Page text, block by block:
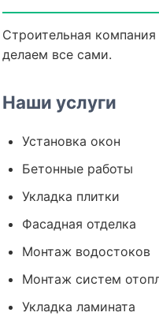
Строительная
делаем все сами.
Наши услуги
Установка окон
Бетонные работы
Укладка плитки
Фасадная отделка
Монтаж водостоков
Монтаж систем
Укладка ламината